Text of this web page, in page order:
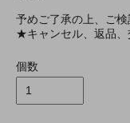
予めご了承の上、ご検
★キャンセル、返品、
個数